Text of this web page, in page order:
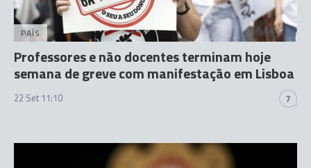
PAÍS
Professores e não docentes terminam hoje
semana de greve com manifestação em Lisboa
22 Set 11:10 7